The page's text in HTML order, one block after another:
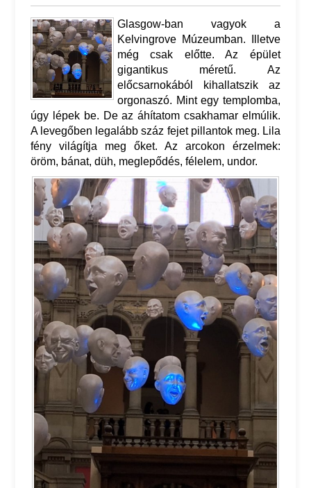
Glasgow-ban vagyok a
Kelvingrove Múzeumban. Illetve
még csak előtte. Az épület
gigantikus méretű. Az
előcsarnokából kihallatszik az
orgonaszó. Mint egy templomba,
úgy lépek be. De az áhítatom csakhamar elmúlik.
A levegőben legalább száz fejet pillantok meg. Lila
fény világítja meg őket. Az arcokon érzelmek:
öröm, bánat, düh, meglepődés, félelem, undor.